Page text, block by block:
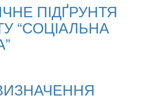
ПІДҐРУНТЯ
“СОЦІАЛЬНА